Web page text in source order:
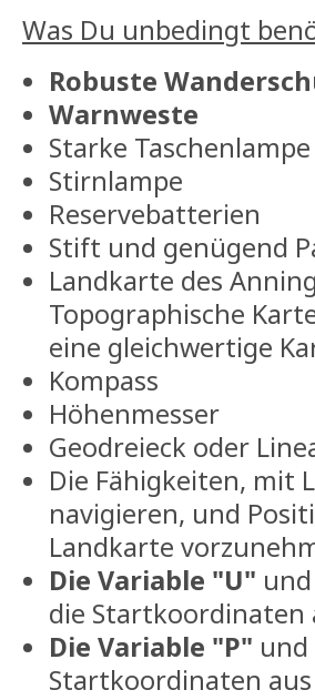
Was Du unbedingt
Robuste
Warnweste
Starke Taschenlampe
Stirnlampe
Reservebatterien
Stift und genügend
Landkarte des
Topographische
eine gleichwertige
Kompass
Höhenmesser
Geodreieck oder
Die Fähigkeiten, mit
navigieren, und
Landkarte
Die Variable "U"
die Startkoordinaten
Die Variable "P" und
Startkoordinaten